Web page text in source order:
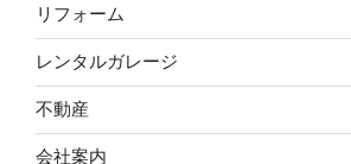
リフォーム
レンタルガレージ
不動産
会社案内